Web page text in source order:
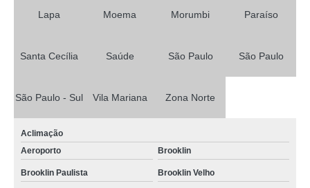
Lapa Moema Morumbi Paraíso
Santa Cecília Saúde São Paulo São Paulo
São Paulo - Sul Vila Mariana Zona Norte
Aclimação
Aeroporto
Brooklin
Brooklin Paulista Brooklin Velho